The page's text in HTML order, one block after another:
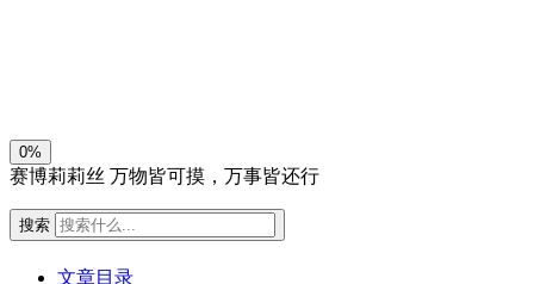
0%
赛博莉莉丝 万物皆可摸，万事皆还行
搜索
文章目录